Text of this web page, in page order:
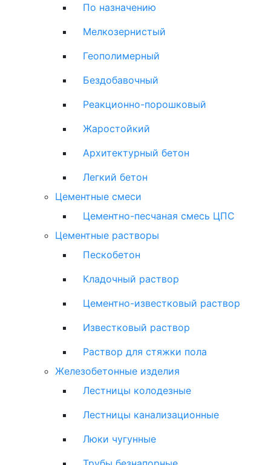
По назначению
Мелкозернистый
Геополимерный
Бездобавочный
Реакционно-порошковый
Жаростойкий
Архитектурный бетон
Легкий бетон
Цементные смеси
Цементно-песчаная смесь ЦПС
Цементные растворы
Пескобетон
Кладочный раствор
Цементно-известковый раствор
Известковый раствор
Раствор для стяжки пола
Железобетонные изделия
Лестницы колодезные
Лестницы канализационные
Люки чугунные